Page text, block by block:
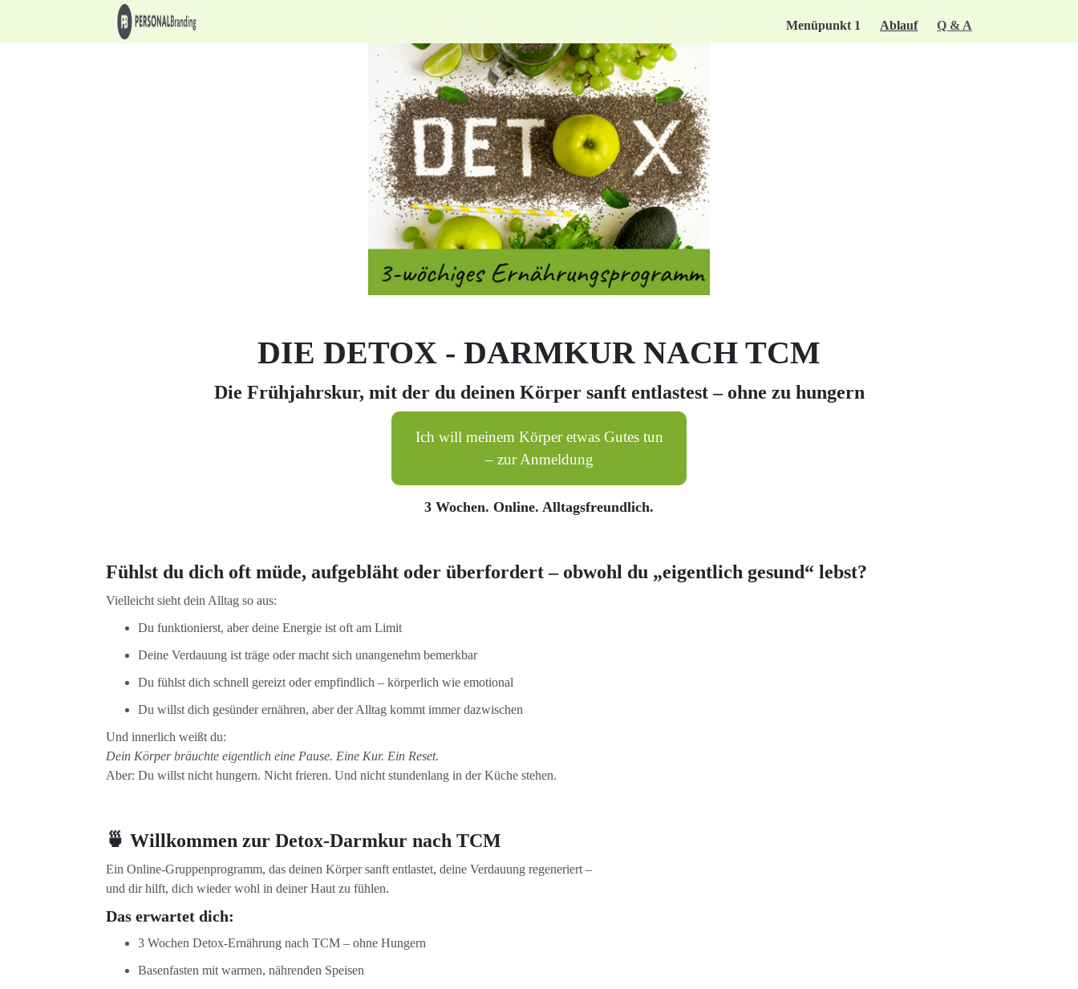
Menüpunkt 1 Ablauf Q & A
DIE DETOX - DARMKUR NACH TCM
Die Frühjahrskur, mit der du deinen Körper sanft entlastest – ohne zu hungern
Ich will meinem Körper etwas Gutes tun
– zur Anmeldung
3 Wochen. Online. Alltagsfreundlich.
Fühlst du dich oft müde, aufgebläht oder überfordert – obwohl du „eigentlich gesund“ lebst?
Vielleicht sieht dein Alltag so aus:
Du funktionierst, aber deine Energie ist oft am Limit
Deine Verdauung ist träge oder macht sich unangenehm bemerkbar
Du fühlst dich schnell gereizt oder empfindlich – körperlich wie emotional
Du willst dich gesünder ernähren, aber der Alltag kommt immer dazwischen
Und innerlich weißt du:
Dein Körper bräuchte eigentlich eine Pause. Eine Kur. Ein Reset.
Aber: Du willst nicht hungern. Nicht frieren. Und nicht stundenlang in der Küche stehen.
🍵 Willkommen zur Detox-Darmkur nach TCM
Ein Online-Gruppenprogramm, das deinen Körper sanft entlastet, deine Verdauung regeneriert –
und dir hilft, dich wieder wohl in deiner Haut zu fühlen.
Das erwartet dich:
3 Wochen Detox-Ernährung nach TCM – ohne Hungern
Basenfasten mit warmen, nährenden Speisen